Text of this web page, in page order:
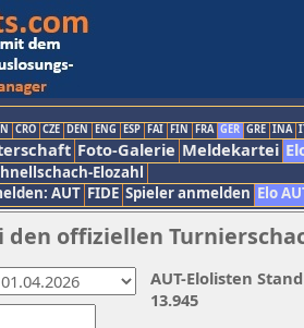
CRO CZE DEN ENG ESP FAI FIN FRA GER GRE INA
Foto-Galerie Meldekartei
Elozahl
AUT FIDE Spieler anmelden Elo
offiziellen
AUT-Elolisten
13.945